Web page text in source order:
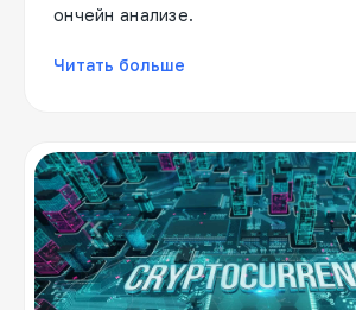
ончейн анализе.
Читать больше